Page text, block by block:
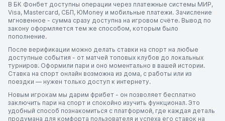
В БК Фонбет доступны операции через платежные системы МИР,
Visa, Mastercard, СБП, ЮMoney и мобильные платежи. Зачисление
мгновенное - сумма сразу доступна на игровом счёте. Вывод по
закону оформляется тем же способом, которым было
пополнение.
После верификации можно делать ставки на спорт на любые
доступные события - от матчей топовых клубов до локальных
турниров. Оформили пари и оно моментально в вашей истории.
Ставка на спорт онлайн возможна из дома, с работы или из
поездки — нужен только доступ к интернету.
Новым игрокам мы дарим фрибет - он позволяет бесплатно
заключить пари на спорт и спокойно изучить функционал. Это
удобный способ познакомиться с платформой, где каждая деталь
продумана для комфорта пользователя и успеха его ставок на